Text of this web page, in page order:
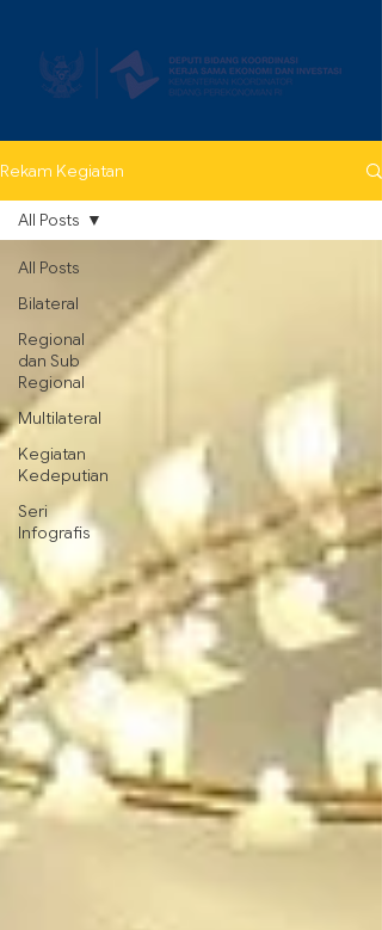
Rekam Kegiatan
All Posts
Bilateral
Regional
dan Sub
Regional
Multilateral
Kegiatan
Kedeputian
Seri
Infografis
All Posts